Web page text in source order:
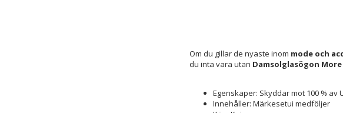
Om du gillar de nyaste inom mode och
du inta vara utan Damsolglasögon More
Egenskaper: Skyddar mot 100 % av
Innehåller: Märkesetui medföljer
Kön: Kvinna